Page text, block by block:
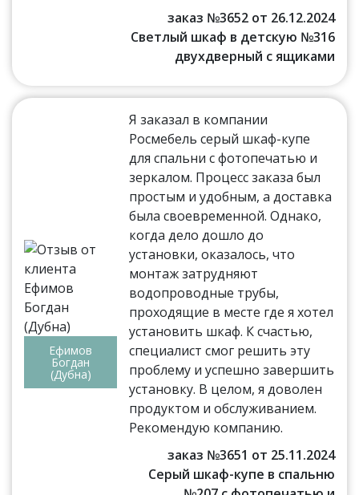
заказ №3652 от 26.12.2024
Светлый шкаф в детскую №316
двухдверный с ящиками
Ефимов
Богдан
(Дубна)
Я заказал в компании
Росмебель серый шкаф-купе
для спальни с фотопечатью и
зеркалом. Процесс заказа был
простым и удобным, а доставка
была своевременной. Однако,
когда дело дошло до
установки, оказалось, что
монтаж затрудняют
водопроводные трубы,
проходящие в месте где я хотел
установить шкаф. К счастью,
специалист смог решить эту
проблему и успешно завершить
установку. В целом, я доволен
продуктом и обслуживанием.
Рекомендую компанию.
заказ №3651 от 25.11.2024
Серый шкаф-купе в спальню